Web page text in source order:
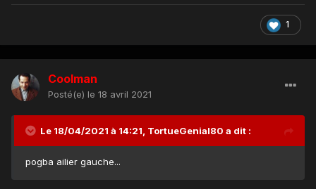
1
Coolman
Posté(e) le 18 avril 2021
Le 18/04/2021 à 14:21, TortueGenial80 a dit :
pogba ailier gauche...